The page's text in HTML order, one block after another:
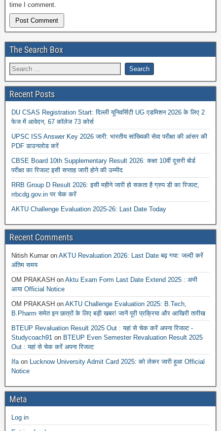
time I comment.
The Search Box
Recent Posts
DU CSAS Registration Start: दिल्ली यूनिवर्सिटी UG एडमिशन 2026 के लिए 2
फेज में आवेदन, 67 कॉलेज 73 कोर्स
UPSC ISS Answer Key 2026 जारी: भारतीय सांख्यिकी सेवा परीक्षा की आंसर की
PDF डाउनलोड करें
CBSE Board 10th Supplementary Result 2026: कक्षा 10वीं दूसरी बोर्ड
परीक्षा का रिजल्ट इसी सप्ताह जारी होने की उम्मीद
RRB Group D Result 2026: इसी महीने जारी हो सकता है ग्रुप डी का रिजल्ट,
rrbcdg.gov.in पर चेक करें
AKTU Challenge Evaluation 2025-26: Last Date Today
Recent Comments
Nitish Kumar on AKTU Revaluation 2026: Last Date बढ़ गया: जल्दी करें
अंतिम समय
OM PRAKASH on Aktu Exam Form Last Date Extend 2025 : अभी
आया Official Notice
OM PRAKASH on AKTU Challenge Evaluation 2025: B.Tech,
B.Pharm समेत इन छात्रों के लिए बड़ी खबर! जानें पूरी प्रक्रिया और आखिरी तारीख
BTEUP Revaluation Result 2025 Out : यहां से चेक करें अपना रिजल्ट -
Studycoach91 on BTEUP Even Semester Revaluation Result 2025
Out : यहां से चेक करें अपना रिजल्ट
Ifaon Lucknow University Admit Card 2025: को लेकर जारी हुआ Official
Notice
Meta
Log in